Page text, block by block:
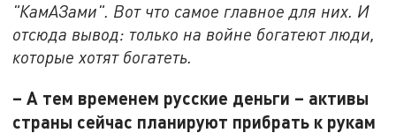
"КамАЗами". Вот что самое главное для них. И
отсюда вывод: только на войне богатеют люди,
которые хотят богатеть.
– А тем временем русские деньги – активы
страны сейчас планируют прибрать к рукам